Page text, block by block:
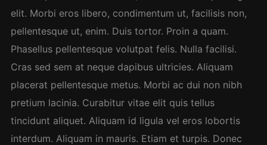
elit. Morbi eros libero, condimentum ut, facilisis non,
pellentesque ut, enim. Duis tortor. Proin a quam.
Phasellus pellentesque volutpat felis. Nulla facilisi.
Cras sed sem at neque dapibus ultricies. Aliquam
placerat pellentesque metus. Morbi ac dui non nibh
pretium lacinia. Curabitur vitae elit quis tellus
tincidunt aliquet. Aliquam id ligula vel eros lobortis
interdum. Aliquam in mauris. Etiam et turpis. Donec